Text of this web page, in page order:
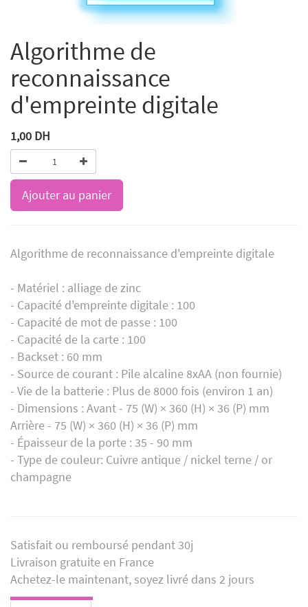
Algorithme de
reconnaissance
d'empreinte digitale
1,00 DH
Ajouter au panier
Algorithme de reconnaissance d'empreinte digitale
- Matériel : alliage de zinc
- Capacité d'empreinte digitale : 100
- Capacité de mot de passe : 100
- Capacité de la carte : 100
- Backset : 60 mm
- Source de courant : Pile alcaline 8xAA (non fournie)
- Vie de la batterie : Plus de 8000 fois (environ 1 an)
- Dimensions : Avant - 75 (W) × 360 (H) × 36 (P) mm
Arrière - 75 (W) × 360 (H) × 36 (P) mm
- Épaisseur de la porte : 35 - 90 mm
- Type de couleur: Cuivre antique / nickel terne / or
champagne
Satisfait ou remboursé pendant 30j
Livraison gratuite en France
Achetez-le maintenant, soyez livré dans 2 jours